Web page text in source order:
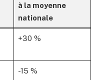
à la moyenne
nationale
+30 %
-15 %